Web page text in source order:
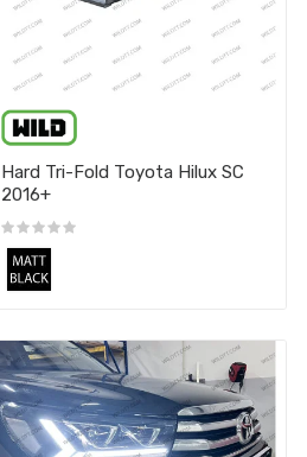
Hard Tri-Fold Toyota Hilux SC
2016+